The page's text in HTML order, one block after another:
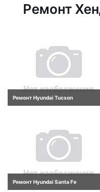
Ремонт
Ремонт Hyundai Tucson
Ремонт Hyundai Santa Fe